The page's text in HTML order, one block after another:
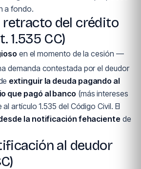
a fondo.
retracto del crédito
1.535 CC)
en el momento de la cesión —
demanda contestada por el deudor
extinguir la deuda pagando al
que pagó al banco (más intereses
artículo 1.535 del Código Civil. El
la notificación fehaciente de
al deudor